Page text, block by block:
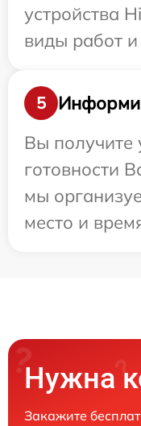
устройства
виды работ и
5
Вы получите
готовности
мы
место и
Нужна
Закажите